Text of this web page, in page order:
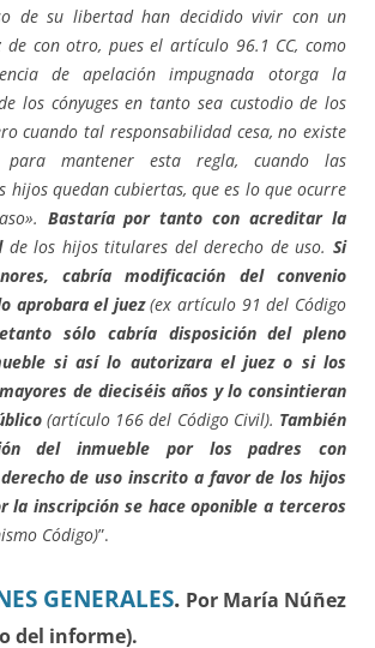
de su libertad han decidido vivir con un
de con otro, pues el artículo 96.1 CC, como
de apelación impugnada otorga la
los cónyuges en tanto sea custodio de los
cuando tal responsabilidad cesa, no existe
mantener esta regla, cuando las
hijos quedan cubiertas, que es lo que ocurre
Bastaría por tanto con acreditar la
de los hijos titulares del derecho de uso.Si
cabría modificación del convenio
aprobara el juez(ex artículo 91 del Código
sólo cabría disposición del pleno
si así lo autorizara el juez o si los
de dieciséis años y lo consintieran
(artículo 166 del Código Civil). También
del inmueble por los padres con
de uso inscrito a favor de los hijos
la inscripción se hace oponible a terceros
Código)”.
GENERALES. Por María Núñez
del informe).